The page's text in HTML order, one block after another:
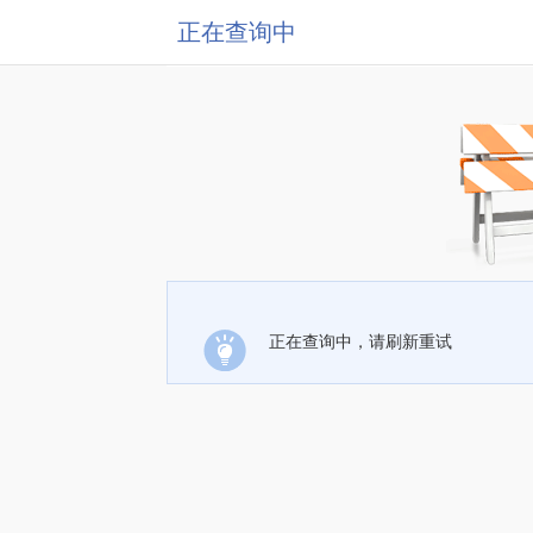
正在查询中
正在查询中，请刷新重试